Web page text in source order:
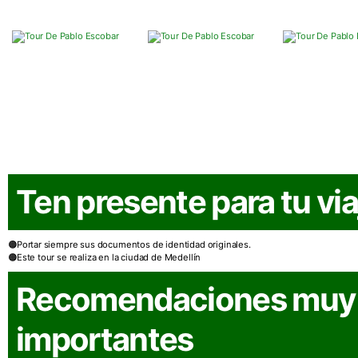
Ten presente para tu
Portar siempre sus documentos de identidad originales.
Este tour se realiza en la ciudad de Medellín
Recomendaciones muy
importantes